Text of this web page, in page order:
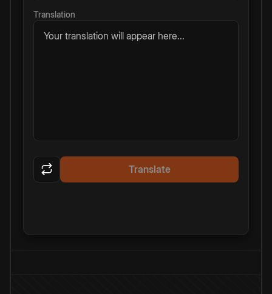
Translation
Your translation will appear here...
Translate